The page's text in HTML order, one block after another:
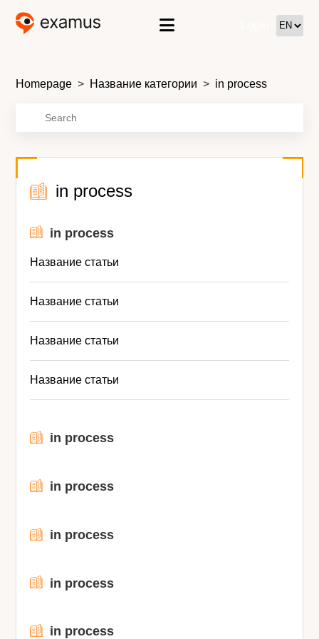
Homepage Название категории in process
in process
in process
Название статьи
Название статьи
Название статьи
Название статьи
in process
in process
in process
in process
in process